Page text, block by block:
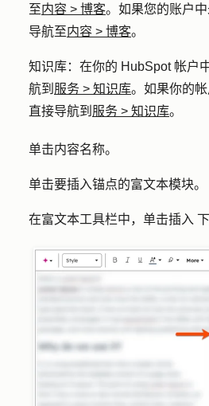
至内容 > 博客。如果您的账户
导航至内容 > 博客。
知识库：在你的 HubSpot 帐户
航到 服务 > 知识库。如果你的
直接导航到 服务 > 知识库。
单击内容名称。
单击要插入锚点的富文本模块。
在富文本工具栏中，单击插入